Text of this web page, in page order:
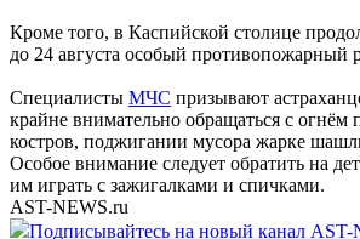
Кроме того, в Каспийской столице
до 24 августа особый противопожарный
Специалисты МЧС призывают
крайне внимательно обращаться с огнём
костров, поджигании мусора жарке
Особое внимание следует обратить на
им играть с зажигалками и спичками.
AST-NEWS.ru
Подписывайтесь на новый канал AST-